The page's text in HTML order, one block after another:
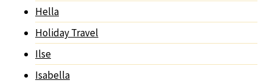
Hella
Holiday Travel
Ilse
Isabella